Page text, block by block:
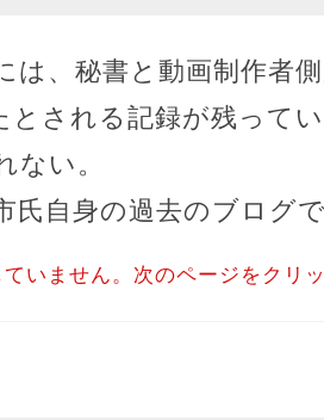
、秘書と動画制作者
される記録が残って
ない。
自身の過去のブログで
いません。次のページをクリ